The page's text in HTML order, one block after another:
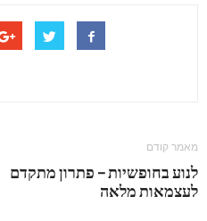
מאמר קודם
לנוע בחופשיות – פתרון מתקדם
לעצמאות מלאה